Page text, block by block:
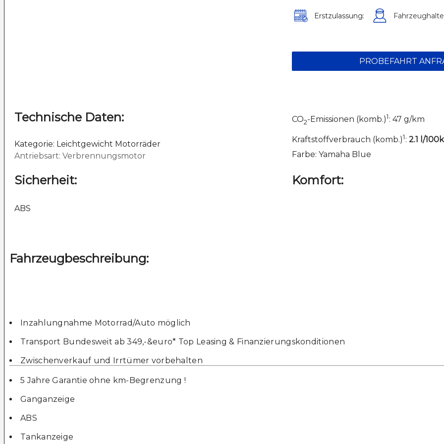
Erstzulassung:
PROBEFAHRT
Technische Daten:
Kategorie: Leichtgewicht Motorräder
Antriebsart: Verbrennungsmotor
CO2-Emissionen (komb.)1: 47 g/km
Kraftstoffverbrauch (komb.)1: 2.1 l/
Farbe: Yamaha Blue
Sicherheit:
ABS
Komfort:
Fahrzeugbeschreibung:
Inzahlungnahme Motorrad/Auto möglich
Transport Bundesweit ab 349,-&euro* Top Leasing & Finanzierungskonditionen
Zwischenverkauf und Irrtümer vorbehalten
5 Jahre Garantie ohne km-Begrenzung !
Ganganzeige
ABS
Tankanzeige